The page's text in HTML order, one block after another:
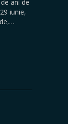
ani de
iunie,